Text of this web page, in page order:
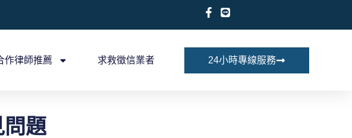
作律師推薦 求救徵信業者 24小時專線服務
題